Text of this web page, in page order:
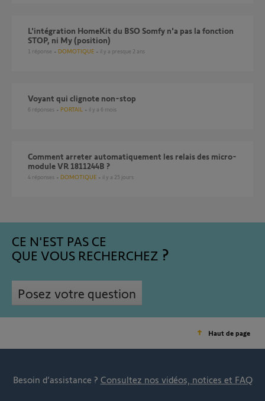
L'intégration HomeKit du BSO Somfy n'a pas la fonction
STOP, ni My (position)
1 réponse DOMOTIQUE il y a presque 2 ans
Voyant qui clignote non-stop
6 réponses PORTAIL il y a 6 mois
Comment arreter automatiquement les relais des micro-
module VR 1811244B ?
4 réponses DOMOTIQUE il y a 25 jours
CE N'EST PAS CE
QUE VOUS RECHERCHEZ
Posez votre question
Haut de page
Besoin d’assistance ? Consultez nos vidéos, notices et FAQ